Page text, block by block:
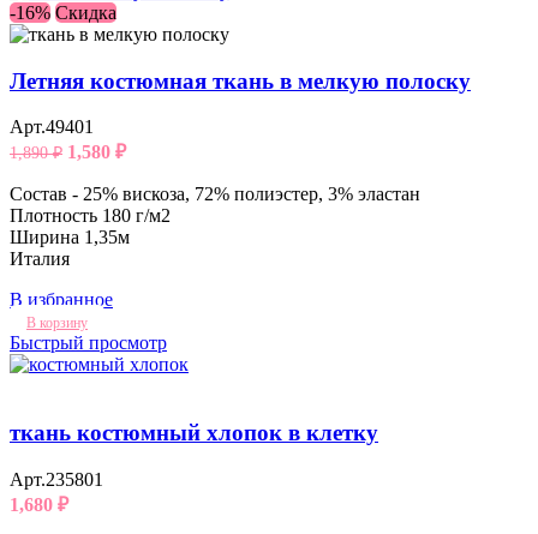
-16% Скидка
Летняя костюмная ткань в мелкую полоску
Арт.49401
1,890₽ 1,580 ₽
Состав - 25% вискоза, 72% полиэстер, 3% эластан
Плотность 180 г/м2
Ширина 1,35м
Италия
В избранное
В корзину
Быстрый просмотр
ткань костюмный хлопок в клетку
Арт.235801
1,680 ₽